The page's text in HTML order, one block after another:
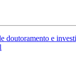
doutoramento e